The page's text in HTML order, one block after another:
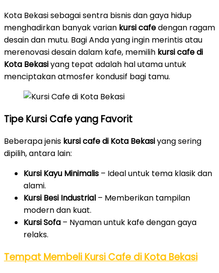
Kota Bekasi sebagai sentra bisnis dan gaya hidup
menghadirkan banyak varian kursi cafedengan ragam
desain dan mutu. Bagi Anda yang ingin merintis atau
merenovasi desain dalam kafe, memilih kursi cafe di
Kota Bekasiyang tepat adalah hal utama untuk
menciptakan atmosfer kondusif bagi tamu.
Tipe Kursi Cafe yang Favorit
Beberapa jenis kursi cafe di Kota Bekasiyang sering
dipilih, antara lain:
Kursi Kayu Minimalis – Ideal untuk tema klasik dan
alami.
Kursi Besi Industrial – Memberikan tampilan
modern dan kuat.
Kursi Sofa – Nyaman untuk kafe dengan gaya
relaks.
Tempat Membeli Kursi Cafe di Kota Bekasi